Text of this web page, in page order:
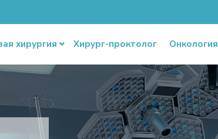
хирургия Хирург-проктолог Онкология